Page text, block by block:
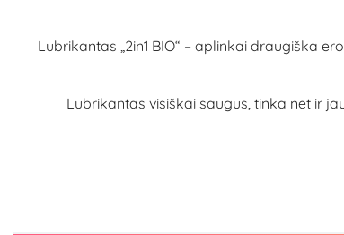
Lubrikantas „2in1 BIO“ – aplinkai draugiška
Lubrikantas visiškai saugus, tinka net ir